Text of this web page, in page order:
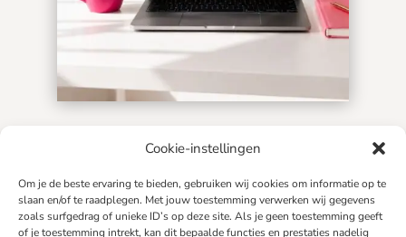
Cookie-instellingen
Om je de beste ervaring te bieden, gebruiken wij cookies om informatie op te
slaan en/of te raadplegen. Met jouw toestemming verwerken wij gegevens
zoals surfgedrag of unieke ID’s op deze site. Als je geen toestemming geeft
of je toestemming intrekt, kan dit bepaalde functies en prestaties nadelig
 +31 6 20 09 0729
Tilburg